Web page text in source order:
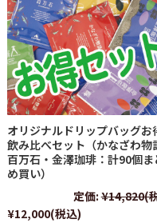
オリジナルドリップバッグお
飲み比べセット（かなざわ物
百万石・金澤珈琲：計90個ま
め買い）
定価:¥14,820(
¥12,000(税込)